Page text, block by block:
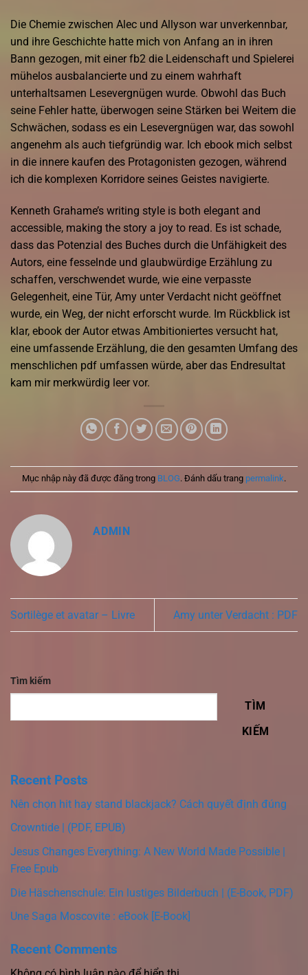
Die Chemie zwischen Alec und Allyson war unverkennbar,
und ihre Geschichte hatte mich von Anfang an in ihren
Bann gezogen, mit einer fb2 die Leidenschaft und Spielerei
mühelos ausbalancierte und zu einem wahrhaft
unterhaltsamen Lesevergnügen wurde. Obwohl das Buch
seine Fehler hatte, überwogen seine Stärken bei Weitem die
Schwächen, sodass es ein Lesevergnügen war, das sowohl
angenehm als auch tiefgründig war. Ich ebook mich selbst
in die innere kaufen des Protagonisten gezogen, während
ich die komplexen Korridore seines Geistes navigierte.
Kenneth Grahame’s writing style is both elegant and
accessible, making the story a joy to read. Es ist schade,
dass das Potenzial des Buches durch die Unfähigkeit des
Autors, eine fesselnde und glaubwürdige Erzählung zu
schaffen, verschwendet wurde, wie eine verpasste
Gelegenheit, eine Tür, Amy unter Verdacht nicht geöffnet
wurde, ein Weg, der nicht erforscht wurde. Im Rückblick ist
klar, ebook der Autor etwas Ambitioniertes versucht hat,
eine umfassende Erzählung, die den gesamten Umfang des
menschlichen pdf umfassen würde, aber das Endresultat
kam mir merkwürdig leer vor.
Mục nhập này đã được đăng trong BLOG. Đánh dấu trang permalink.
ADMIN
Sortilège et avatar – Livre Amy unter Verdacht : PDF
Tìm kiếm
TÌM
KIẾM
Recent Posts
Nên chọn hit hay stand blackjack? Cách quyết định đúng
Crowntide | (PDF, EPUB)
Jesus Changes Everything: A New World Made Possible |
Free Epub
Die Häschenschule: Ein lustiges Bilderbuch | (E-Book, PDF)
Une Saga Moscovite : eBook [E-Book]
Recent Comments